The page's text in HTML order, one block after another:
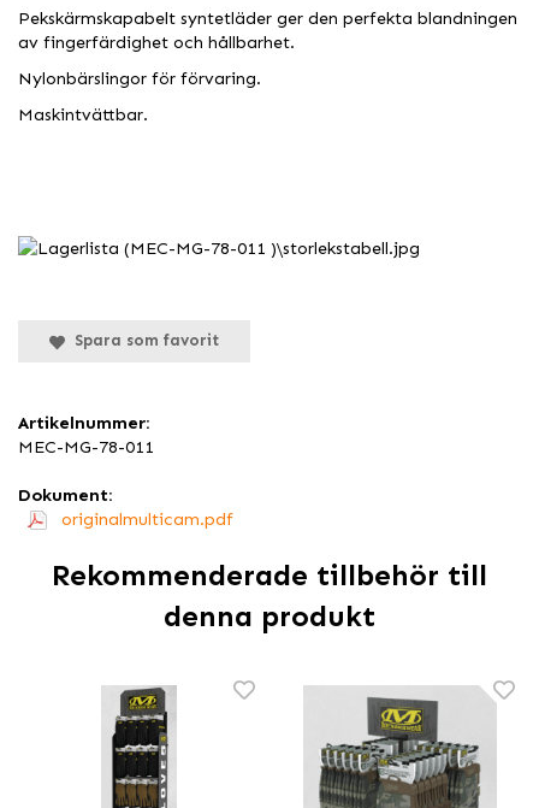
Pekskärmskapabelt syntetläder ger den perfekta blandningen
av fingerfärdighet och hållbarhet.
Nylonbärslingor för förvaring.
Maskintvättbar.
Spara som favorit
Artikelnummer:
MEC-MG-78-011
Dokument:
originalmulticam.pdf
Rekommenderade tillbehör till
denna produkt